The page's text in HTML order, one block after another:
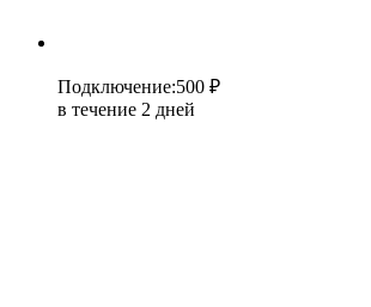
Подключение:500 ₽
в течение 2 дней